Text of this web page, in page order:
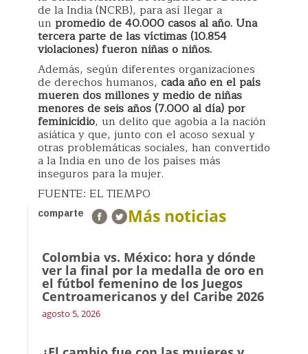
de la India (NCRB), para así llegar a
un promedio de 40.000 casos al año. Una
tercera parte de las víctimas (10.854
violaciones) fueron niñas o niños.
Además, según diferentes organizaciones
de derechos humanos, cada año en el país
mueren dos millones y medio de niñas
menores de seis años (7.000 al día) por
feminicidio, un delito que agobia a la nación
asiática y que, junto con el acoso sexual y
otras problemáticas sociales, han convertido
a la India en uno de los países más
inseguros para la mujer.
FUENTE: EL TIEMPO
comparte Más noticias
Colombia vs. México: hora y dónde
ver la final por la medalla de oro en
el fútbol femenino de los Juegos
Centroamericanos y del Caribe 2026
agosto 5, 2026